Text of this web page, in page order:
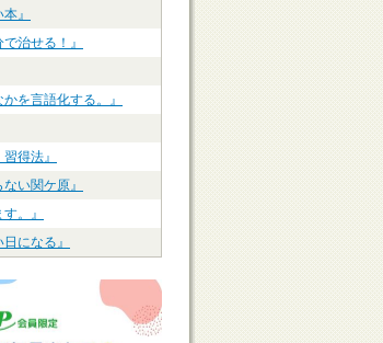
』
治せる！』
を言語化する。』
得法』
い関ケ原』
。』
になる』